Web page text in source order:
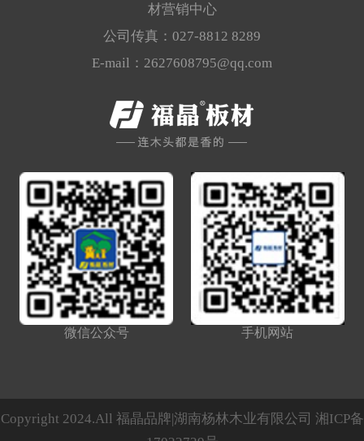
材营销中心
公司传真：027-8812 8289
E-mail：2627608795@qq.com
微信公众号 手机网站
Copyright 2024.All 福晶品牌|湖南杨林木业有限公司 湘ICP备